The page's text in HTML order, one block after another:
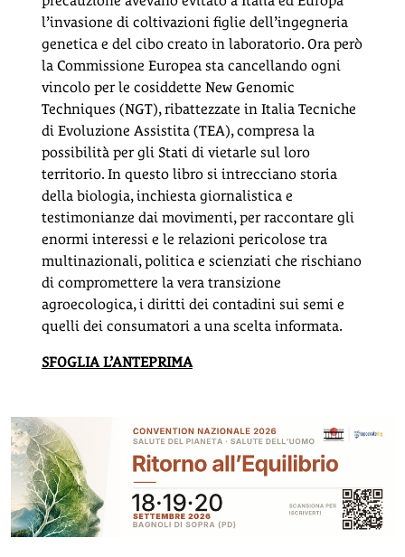
l’invasione di coltivazioni figlie dell’ingegneria
genetica e del cibo creato in laboratorio. Ora però
la Commissione Europea sta cancellando ogni
vincolo per le cosiddette New Genomic
Techniques (NGT), ribattezzate in Italia Tecniche
di Evoluzione Assistita (TEA), compresa la
possibilità per gli Stati di vietarle sul loro
territorio. In questo libro si intrecciano storia
della biologia, inchiesta giornalistica e
testimonianze dai movimenti, per raccontare gli
enormi interessi e le relazioni pericolose tra
multinazionali, politica e scienziati che rischiano
di compromettere la vera transizione
agroecologica, i diritti dei contadini sui semi e
quelli dei consumatori a una scelta informata.
SFOGLIA L’ANTEPRIMA